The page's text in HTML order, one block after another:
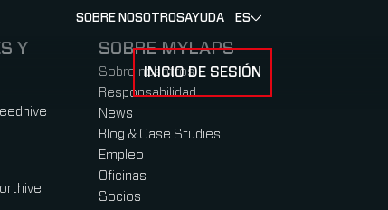
CORREDORES Y ATLETASSUBMENU FOR SOBRE NOSOTROS
INICIO DE SESIÓN
SOBRE NOSOTROSAYUDA ES
Y
SOBRE MYLAPS
Sobre nosotros
Responsabilidad
News
Blog & Case Studies
Empleo
Oficinas
Socios